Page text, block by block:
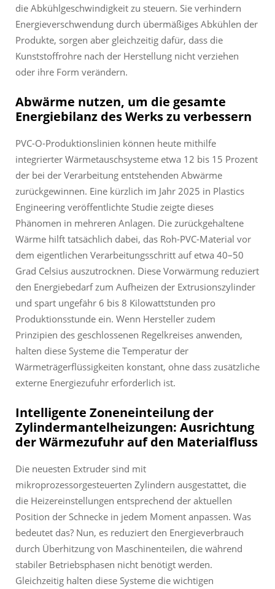
die Abkühlgeschwindigkeit zu steuern. Sie verhindern
Energieverschwendung durch übermäßiges Abkühlen der
Produkte, sorgen aber gleichzeitig dafür, dass die
Kunststoffrohre nach der Herstellung nicht verziehen
oder ihre Form verändern.
Abwärme nutzen, um die gesamte
Energiebilanz des Werks zu verbessern
PVC-O-Produktionslinien können heute mithilfe
integrierter Wärmetauschsysteme etwa 12 bis 15 Prozent
der bei der Verarbeitung entstehenden Abwärme
zurückgewinnen. Eine kürzlich im Jahr 2025 in Plastics
Engineering veröffentlichte Studie zeigte dieses
Phänomen in mehreren Anlagen. Die zurückgehaltene
Wärme hilft tatsächlich dabei, das Roh-PVC-Material vor
dem eigentlichen Verarbeitungsschritt auf etwa 40–50
Grad Celsius auszutrocknen. Diese Vorwärmung reduziert
den Energiebedarf zum Aufheizen der Extrusionszylinder
und spart ungefähr 6 bis 8 Kilowattstunden pro
Produktionsstunde ein. Wenn Hersteller zudem
Prinzipien des geschlossenen Regelkreises anwenden,
halten diese Systeme die Temperatur der
Wärmeträgerflüssigkeiten konstant, ohne dass zusätzliche
externe Energiezufuhr erforderlich ist.
Intelligente Zoneneinteilung der
Zylindermantelheizungen: Ausrichtung
der Wärmezufuhr auf den Materialfluss
Die neuesten Extruder sind mit
mikroprozessorgesteuerten Zylindern ausgestattet, die
die Heizereinstellungen entsprechend der aktuellen
Position der Schnecke in jedem Moment anpassen. Was
bedeutet das? Nun, es reduziert den Energieverbrauch
durch Überhitzung von Maschinenteilen, die während
stabiler Betriebsphasen nicht benötigt werden.
Gleichzeitig halten diese Systeme die wichtigen